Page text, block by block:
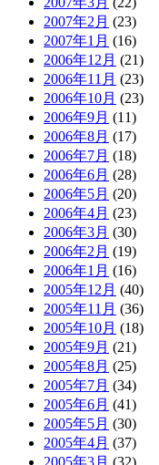
2007年2月 (23)
2007年1月 (16)
2006年12月 (21)
2006年11月 (23)
2006年10月 (23)
2006年9月 (11)
2006年8月 (17)
2006年7月 (18)
2006年6月 (28)
2006年5月 (20)
2006年4月 (23)
2006年3月 (30)
2006年2月 (19)
2006年1月 (16)
2005年12月 (40)
2005年11月 (36)
2005年10月 (18)
2005年9月 (21)
2005年8月 (25)
2005年7月 (34)
2005年6月 (41)
2005年5月 (30)
2005年4月 (37)